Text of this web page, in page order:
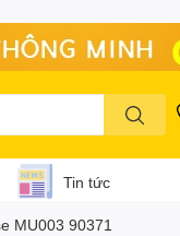
Tin tức
MU003 90371